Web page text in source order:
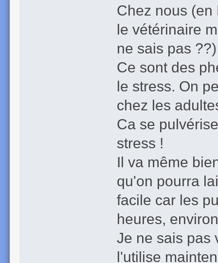
Chez nous
le vétérinaire
ne sais pas
Ce sont des
le stress. On
chez les
Ca se
stress !
Il va même
qu'on pourra
facile car les
heures,
Je ne sais pas
l'utilise